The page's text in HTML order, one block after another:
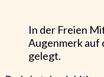
In der Freien
Augenmerk auf
gelegt.